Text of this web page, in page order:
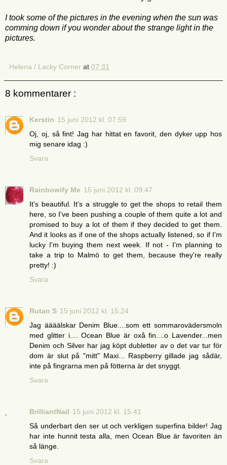
I took some of the pictures in the evening when the sun was
comming down if you wonder about the strange light in the
pictures.
Helena / Lacky Corner at 07:31
8 kommentarer :
Kerstin 15 juni 2012 kl. 07:59
Oj, oj, så fint! Jag har hittat en favorit, den dyker upp hos
mig senare idag :)
Svara
Rainbowify Me 15 juni 2012 kl. 09:47
It's beautiful. It's a struggle to get the shops to retail them
here, so I've been pushing a couple of them quite a lot and
promised to buy a lot of them if they decided to get them.
And it looks as if one of the shops actually listened, so if I'm
lucky I'm buying them next week. If not - I'm planning to
take a trip to Malmö to get them, because they're really
pretty! :)
Svara
Rutan S 15 juni 2012 kl. 15:24
Jag äääälskar Denim Blue....som ett sommarovädersmoln
med glitter i.... Ocean Blue är oxå fin....o Lavender...men
Denim och Silver har jag köpt dubletter av o det var tur för
dom är slut på "mitt" Maxi... Raspberry gillade jag sådär,
inte på fingrarna men på fötterna är det snyggt.
Svara
BrilliantNail 15 juni 2012 kl. 15:41
Så underbart den ser ut och verkligen superfina bilder! Jag
har inte hunnit testa alla, men Ocean Blue är favoriten än
så länge.
Svara